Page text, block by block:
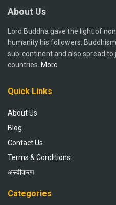
About Us
Lord Buddha gave the light of
humanity his followers.
sub-continent and also spread
countries. More
Quick Links
About Us
Blog
Contact Us
Terms & Conditions
अस्वीकरण
Categories